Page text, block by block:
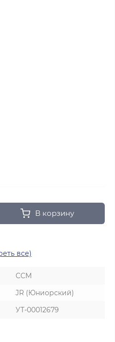
В корзину
все)
CCM
JR (Юниорский)
УТ-00012679